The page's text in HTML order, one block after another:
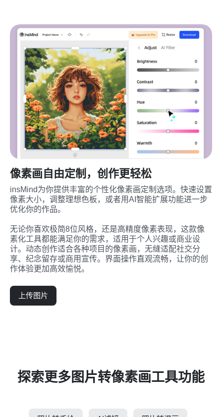
像素画自由定制，创作更轻松
insMind为你提供丰富的个性化像素画定制选项。快速设置
像素大小，调整理想色板，或者用AI智能扩展功能进一步
优化你的作品。
无论你喜欢极简8位风格，还是高精度像素表现，这款像
素化工具都能满足你的需求，适用于个人兴趣或商业设
计。动态创作适合各种项目的像素画，无缝适配社交分
享、纪念留存或商用宣传。界面操作直观流畅，让你的创
作体验更加高效愉悦。
上传图片
探索更多图片转像素画工具功能